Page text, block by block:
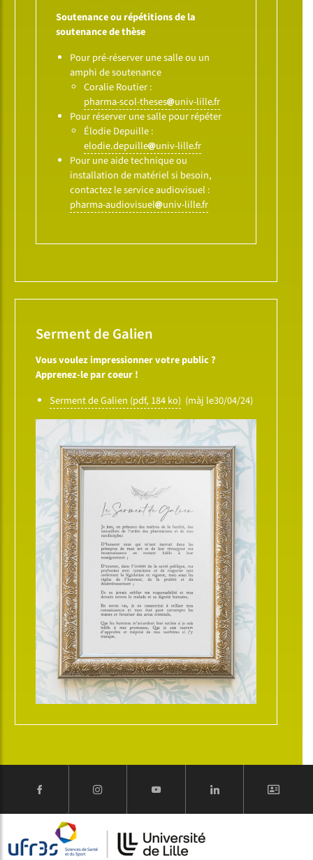
Soutenance ou répétitions de la
soutenance de thèse
Pour pré-réserver une salle ou un
amphi de soutenance
Coralie Routier :
pharma-scol-theses univ-lillefr
Pour réserver une salle pour répéter
Élodie Depuille :
elodie.depuille univ-lillefr
Pour une aide technique ou
installation de matériel si besoin,
contactez le service audiovisuel :
pharma-audiovisuel univ-lillefr
Serment de Galien
Vous voulez impressionner votre public ?
Apprenez-le par coeur !
Serment de Galien (pdf, 184 ko)(màj le30/04/24)